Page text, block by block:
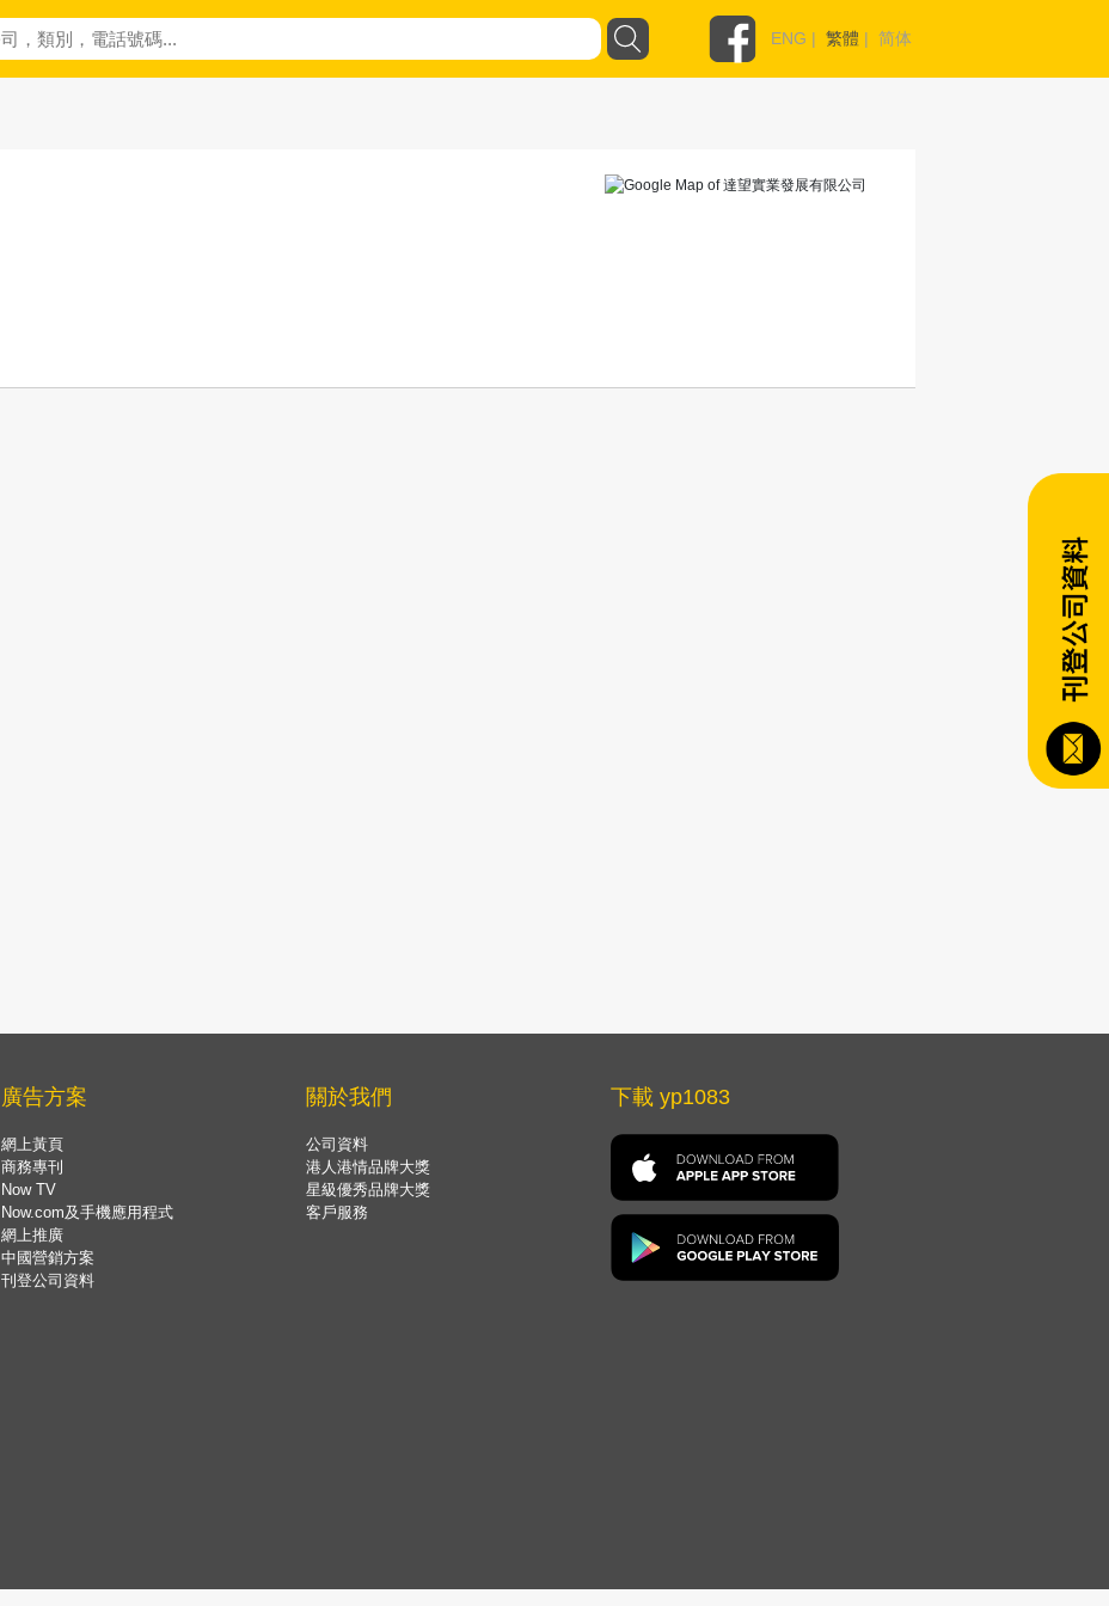
ENG | 繁體 | 简体
廣告方案
網上黃頁
商務專刊
Now TV
Now.com及手機應用程式
網上推廣
中國營銷方案
刊登公司資料
關於我們
公司資料
港人港情品牌大獎
星級優秀品牌大獎
客戶服務
下載 yp1083